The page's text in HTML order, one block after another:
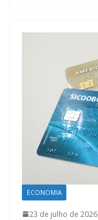
ECONOMIA
23 de julho de 2026